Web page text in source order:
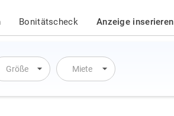
Bonitätscheck Anzeige inserieren
Größe Miete